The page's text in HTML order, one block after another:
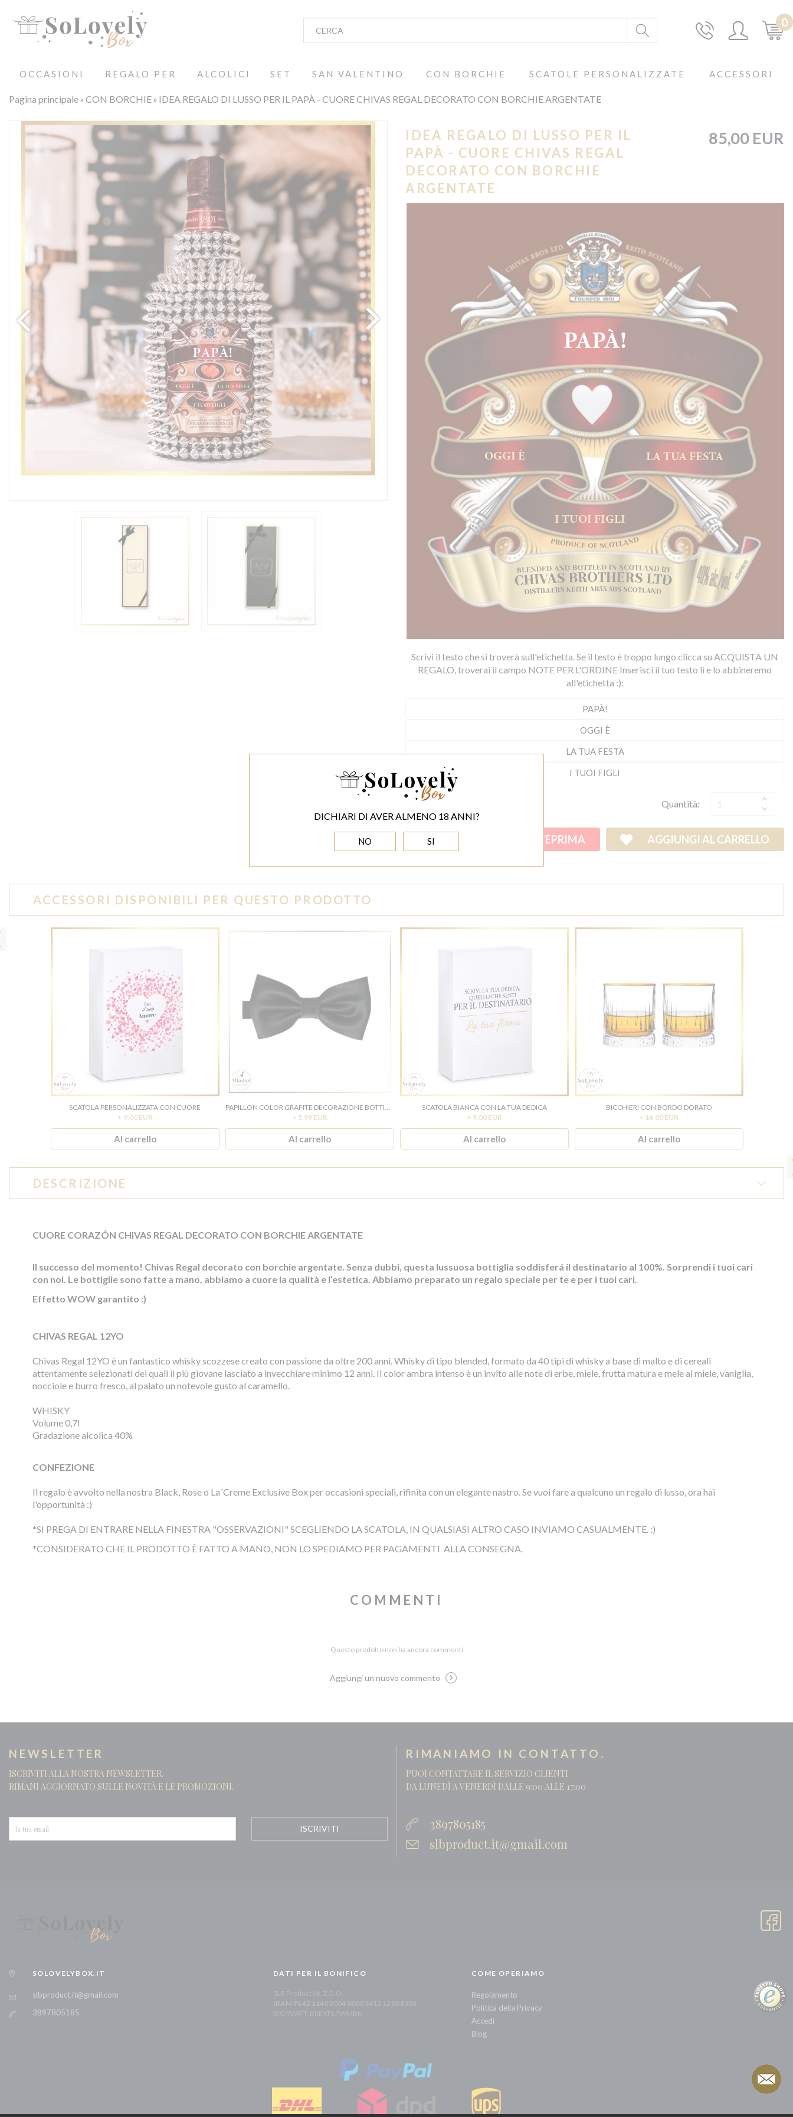
DICHIARI DI AVER ALMENO 18 ANNI?
NO SI
0
OCCASIONI REGALO PER ALCOLICI SET SAN VALENTINO CON BORCHIE SCATOLE PERSONALIZZATE ACCESSORI
Pagina principale CON BORCHIE IDEA REGALO DI LUSSO PER IL PAPÀ - CUORE CHIVAS REGAL DECORATO CON BORCHIE ARGENTATE
IDEA REGALO DI LUSSO PER IL
PAPÀ - CUORE CHIVAS REGAL
DECORATO CON BORCHIE
ARGENTATE
85,00 EUR
Scrivi il testo che si troverà sull'etichetta. Se il testo è troppo lungo clicca su ACQUISTA UN
REGALO, troverai il campo NOTE PER L'ORDINE Inserisci il tuo testo lì e lo abbineremo
all'etichetta :):
Taglia: Quantità:
AGGIUNGI AL CARRELLO
ANTEPRIMA
ACCESSORI DISPONIBILI PER QUESTO PRODOTTO
SCATOLA PERSONALIZZATA CON CUORE
+ 9,00 EUR
Al carrello
PAPILLON COLOR GRAFITE DECORAZIONE BOTTIGLIA
+ 5,99 EUR
Al carrello
SCATOLA BIANCA CON LA TUA DEDICA
+ 9,00 EUR
Al carrello
BICCHIERI CON BORDO DORATO
+ 14,00 EUR
Al carrello
DESCRIZIONE
CUORE CORAZÓN CHIVAS REGAL DECORATO CON BORCHIE ARGENTATE
Il successo del momento! Chivas Regal decorato con borchie argentate. Senza dubbi, questa lussuosa bottiglia soddisferá il destinatario al 100%. Sorprendi i tuoi cari
con noi. Le bottiglie sono fatte a mano, abbiamo a cuore la qualità e l’estetica. Abbiamo preparato un regalo speciale per te e per i tuoi cari.
Effetto WOW garantito :)
CHIVAS REGAL 12YO
Chivas Regal 12YO è un fantastico whisky scozzese creato con passione da oltre 200 anni. Whisky di tipo blended, formato da 40 tipi di whisky a base di malto e di cereali
attentamente selezionati dei quali il più giovane lasciato a invecchiare minimo 12 anni. Il color ambra intenso è un invito alle note di erbe, miele, frutta matura e mele al miele, vaniglia,
nocciole e burro fresco, al palato un notevole gusto al caramello.
WHISKY
Volume 0,7l
Gradazione alcolica 40%
CONFEZIONE
Il regalo è avvolto nella nostra Black, Rose o La´Creme Exclusive Box per occasioni speciali, rifinita con un elegante nastro. Se vuoi fare a qualcuno un regalo di lusso, ora hai
l'opportunità :)
*SI PREGA DI ENTRARE NELLA FINESTRA "OSSERVAZIONI" SCEGLIENDO LA SCATOLA, IN QUALSIASI ALTRO CASO INVIAMO CASUALMENTE. :)
*CONSIDERATO CHE IL PRODOTTO È FATTO A MANO, NON LO SPEDIAMO PER PAGAMENTI ALLA CONSEGNA.
COMMENTI
Questo prodotto non ha ancora commenti
Aggiungi un nuovo commento
NEWSLETTER
ISCRIVITI ALLA NOSTRA NEWSLETTER.
RIMANI AGGIORNATO SULLE NOVITÀ E LE PROMOZIONI.
RIMANIAMO IN CONTATTO.
PUOI CONTATTARE IL SERVIZIO CLIENTI
DA LUNEDÌ A VENERDÌ DALLE 9:00 ALLE 17:00
3897805185
slbproduct.it@gmail.com
SOLOVELYBOX.IT
slbproduct.it@gmail.com
3897805185
DATI PER IL BONIFICO
SLB Product Sp. Z O.O.
IBAN: PL42 1140 2004 0000 3612 1210 8306
BIC/SWIFT: BREXPLPWMBK
COME OPERIAMO
Regolamento
Politica della Privacy
Accedi
Blog